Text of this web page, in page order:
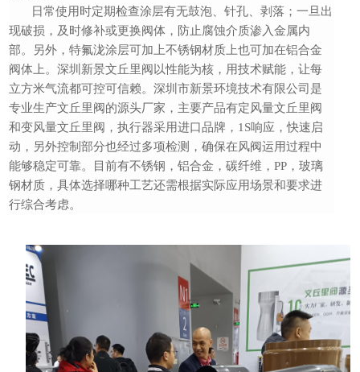
日常使用时定期检查涂层有无鼓泡、针孔、剥落；一旦出
现破损，及时修补或更换阀体，防止腐蚀介质渗入金属内
部。
另外，特氟泷涂层可加上不锈钢材质上也可加在铝合金
阀体上。深圳新景文丘里阀以性能为核，用技术赋能，让每
立方米气流都可控可信赖。深圳市新景环境技术有限公司是
专业生产文丘里阀的源头厂家，主要产品有定风量文丘里阀
和变风量文丘里阀，执行器采用进口品牌， 1S响应，快速启
动，另外控制部分也经过多项检测，确保在风阀运用过程中
能够稳定可靠。目前有不锈钢，铝合金，碳纤维，PP，玻璃
钢材质，具体选择哪种工艺还需根据实际应用场景和要求进
行综合考虑。